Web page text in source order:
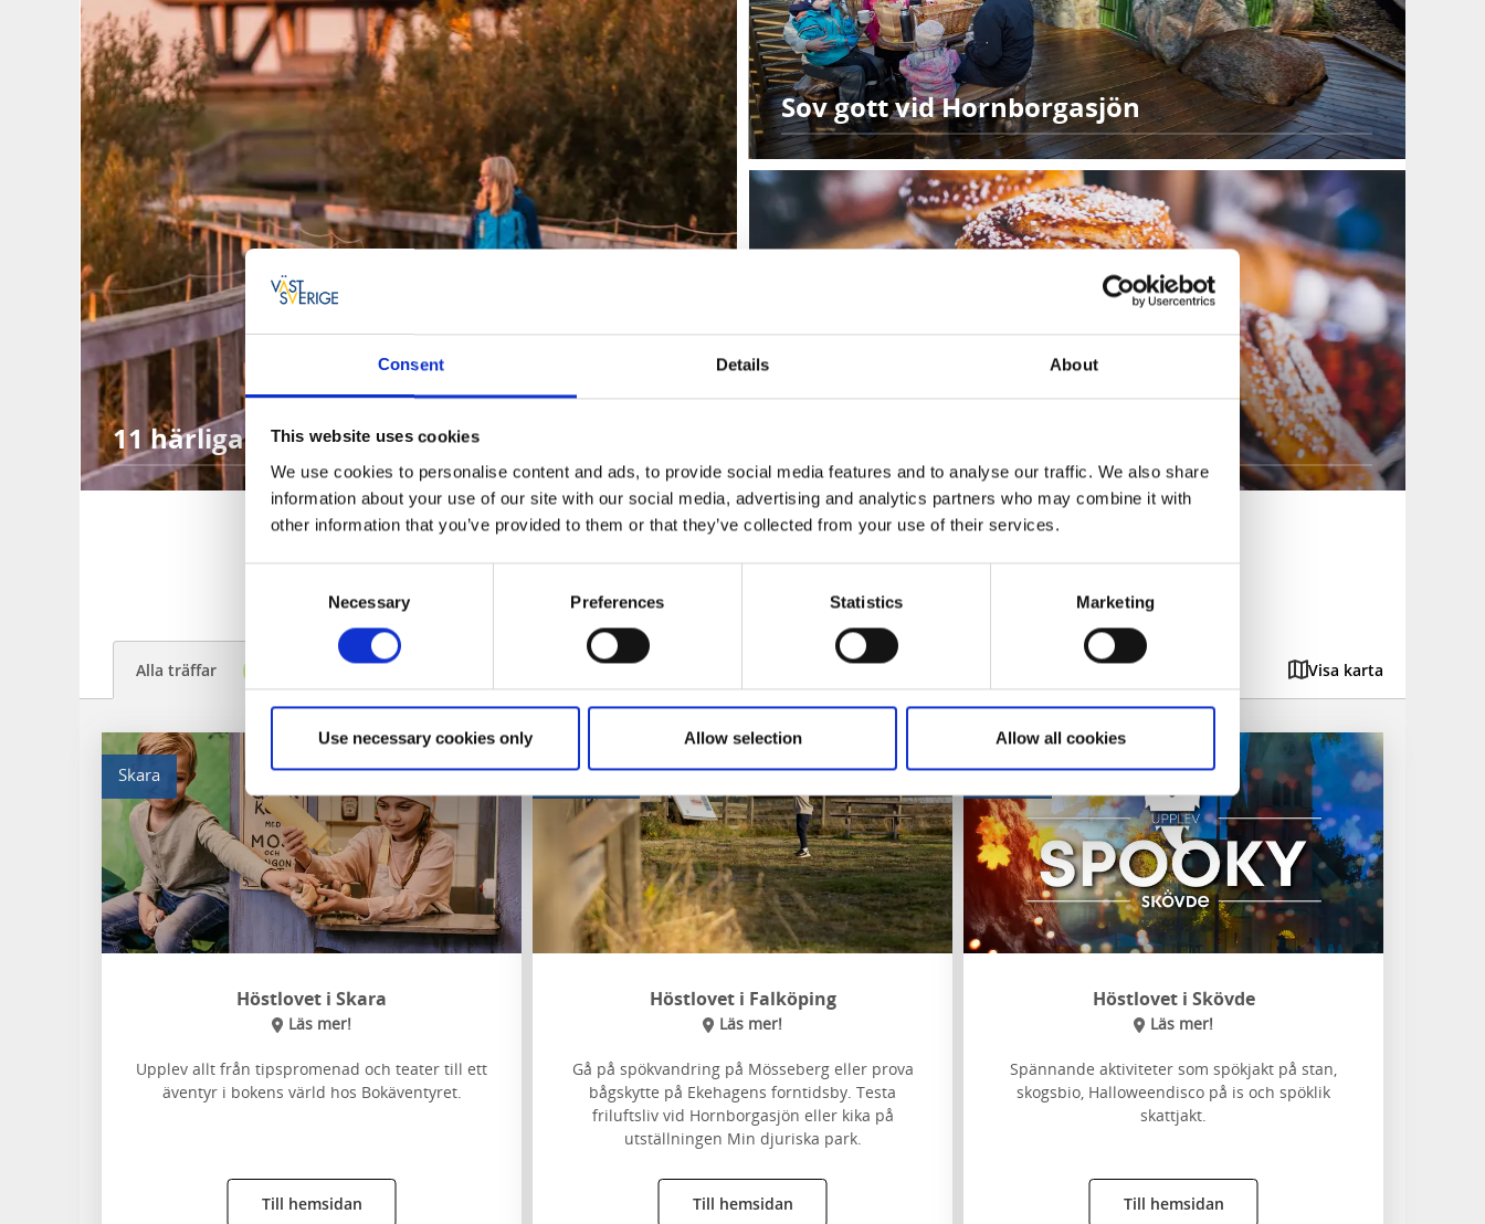
Consent Details About
This website uses cookies
We use cookies to personalise content and ads, to provide social media features and to analyse our traffic. We also share
information about your use of our site with our social media, advertising and analytics partners who may combine it with
other information that you’ve provided to them or that they’ve collected from your use of their services.
Necessary Preferences Statistics Marketing
Use necessary cookies only Allow selection Allow all cookies
11 härliga upplevelser för familjen
Sov gott vid Hornborgasjön
Aktiviteter, evenemang och roligheter
Alla träffar Visa karta
Skara
Höstlovet i Skara
Läs mer!
Upplev allt från tipspromenad och teater till ett
äventyr i bokens värld hos Bokäventyret.
Till hemsidan
Falköping
Höstlovet i Falköping
Läs mer!
Gå på spökvandring på Mösseberg eller prova
bågskytte på Ekehagens forntidsby. Testa
friluftsliv vid Hornborgasjön eller kika på
utställningen Min djuriska park.
Till hemsidan
Skövde
Höstlovet i Skövde
Läs mer!
Spännande aktiviteter som spökjakt på stan,
skogsbio, Halloweendisco på is och spöklik
skattjakt.
Till hemsidan